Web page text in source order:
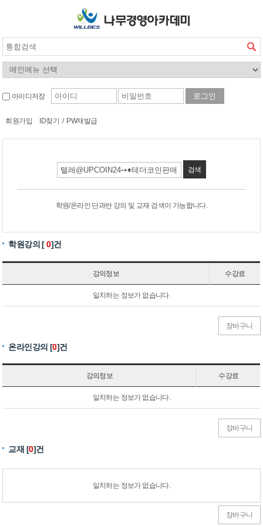
아이디저장
회원가입 ID찾기 / PW재발급
검색
학원/온라인 단과반 강의 및 교재 검색이 가능합니다.
학원강의 [0]건
강의정보 수강료
일치하는 정보가 없습니다.
장바구니
온라인강의 [0]건
강의정보 수강료
일치하는 정보가 없습니다.
장바구니
교재 [0]건
일치하는 정보가 없습니다.
장바구니